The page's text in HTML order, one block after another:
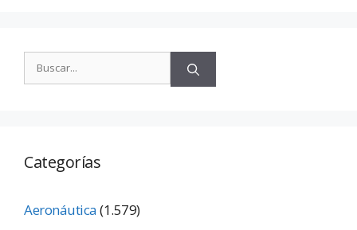
Categorías
Aeronáutica(1.579)